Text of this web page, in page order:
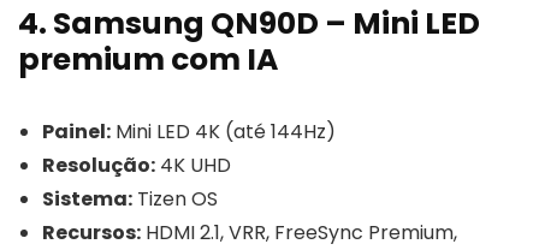
4. Samsung QN90D – Mini LED
premium com IA
Painel: Mini LED 4K (até 144Hz)
Resolução: 4K UHD
Sistema: Tizen OS
Recursos: HDMI 2.1, VRR, FreeSync Premium,